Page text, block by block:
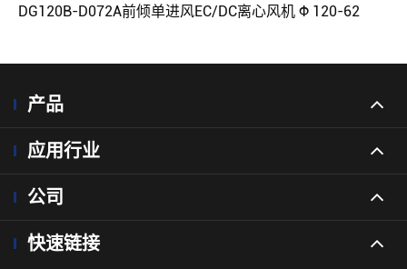
DG120B-D072A前倾单进风EC/DC离心风机 Φ 120-62
产品
应用行业
公司
快速链接